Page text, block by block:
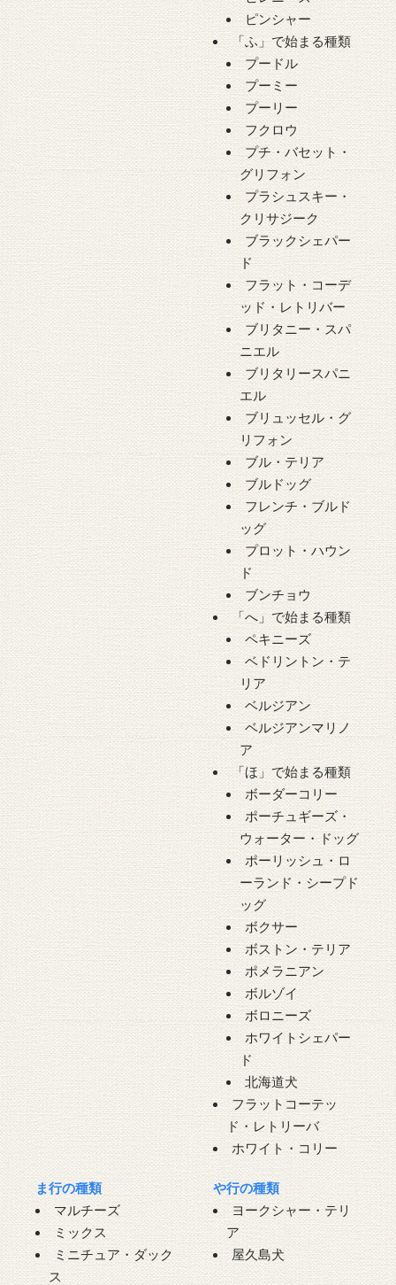
ピンシャー
「ふ」で始まる種類
プードル
プーミー
プーリー
フクロウ
プチ・バセット・
グリフォン
プラシュスキー・
クリサジーク
ブラックシェパー
ド
フラット・コーデ
ッド・レトリバー
ブリタニー・スパ
ニエル
ブリタリースパニ
エル
ブリュッセル・グ
リフォン
ブル・テリア
ブルドッグ
フレンチ・ブルド
ッグ
プロット・ハウン
ド
ブンチョウ
「へ」で始まる種類
ペキニーズ
ベドリントン・テ
リア
ベルジアン
ベルジアンマリノ
ア
「ほ」で始まる種類
ボーダーコリー
ポーチュギーズ・
ウォーター・ドッグ
ポーリッシュ・ロ
ーランド・シープド
ッグ
ボクサー
ボストン・テリア
ポメラニアン
ボルゾイ
ボロニーズ
ホワイトシェパー
ド
北海道犬
フラットコーテッ
ド・レトリーバ
ホワイト・コリー
ま行の種類
マルチーズ
ミックス
ミニチュア・ダック
ス
や行の種類
ヨークシャー・テリ
ア
屋久島犬